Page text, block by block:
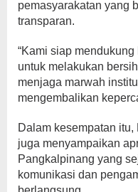
pemasyarakatan yang
transparan.
“Kami siap
untuk melakukan
menjaga marwah
mengembalikan
Dalam kesempatan
juga menyampaikan
Pangkalpinang yang
komunikasi dan